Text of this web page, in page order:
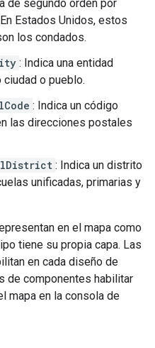
de segundo orden por
Estados Unidos, estos
los condados.
: Indica una entidad
o pueblo.
: Indica un código
las direcciones postales
: Indica un distrito
unificadas, primarias y
en el mapa como
tiene su propia capa. Las
en cada diseño de
de componentes habilitar
mapa en la consola de